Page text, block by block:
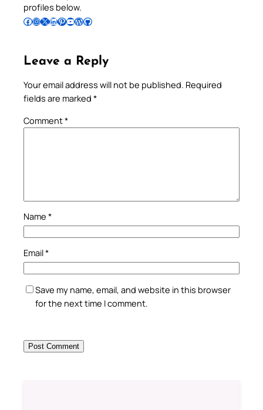
profiles below.
Follow Pradeep on Facebook Follow Pradeep on InstagramFollow Pradeep on X Follow Pradeep on LinkedIn Follow Pradeep on Pinterest Subscribe to Pradeep’s Youtube Channel Follow Pradeep on WordPress Follow Pradeep on GitHub
Leave a Reply
Your email address will not be published. Required
fields are marked *
Comment*
Name *
Email*
Save my name, email, and website in this browser
for the next time I comment.